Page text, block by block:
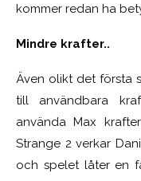
kommer redan ha
Mindre krafter..
Även olikt det första
till användbara
använda Max
Strange 2 verkar
och spelet låter en